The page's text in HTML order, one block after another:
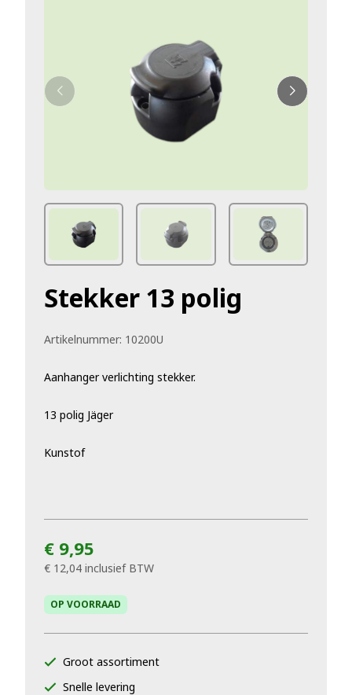
Stekker 13 polig
Artikelnummer: 10200U
Aanhanger verlichting stekker.
13 polig Jäger
Kunstof
€ 9,95
€ 12,04 inclusief BTW
OP VOORRAAD
Groot assortiment
Snelle levering